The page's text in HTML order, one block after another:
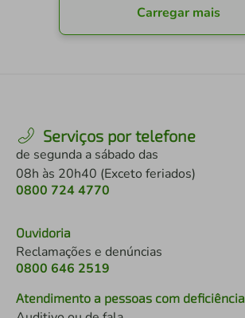
Carregar mais
Serviços por telefone
de segunda a sábado das
08h às 20h40 (Exceto feriados)
0800 724 4770
Ouvidoria
Reclamações e denúncias
0800 646 2519
Atendimento a pessoas com deficiência